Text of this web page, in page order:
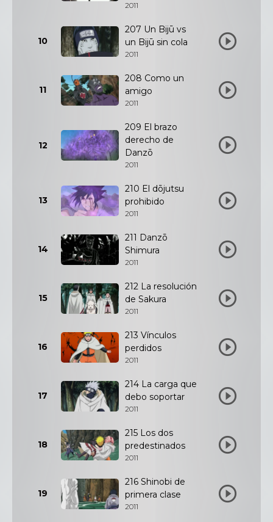
2011
10
207 Un Bijū vs
un Bijū sin cola
2011
11
208 Como un
amigo
2011
12
209 El brazo
derecho de
Danzō
2011
13
210 El dōjutsu
prohibido
2011
14
211 Danzō
Shimura
2011
15
212 La resolución
de Sakura
2011
16
213 Vínculos
perdidos
2011
17
214 La carga que
debo soportar
2011
18
215 Los dos
predestinados
2011
19
216 Shinobi de
primera clase
2011